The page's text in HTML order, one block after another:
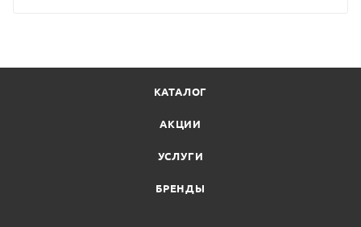
КАТАЛОГ
АКЦИИ
УСЛУГИ
БРЕНДЫ